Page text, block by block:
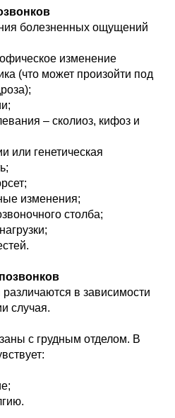
болезненных ощущений
изменение
(что может произойти под
– сколиоз, кифоз и
или генетическая
изменения;
столба;
в зависимости
случая.
с грудным отделом. В